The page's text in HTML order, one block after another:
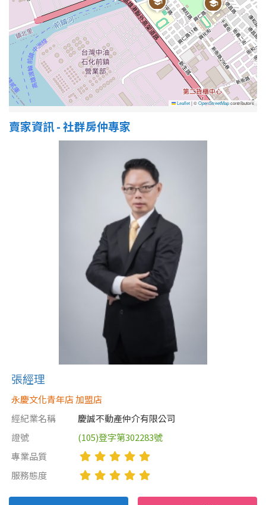
屋齡
不拘
5 年以下
5-10 年 10-20 年
20-30 年
Leaflet|©OpenStreetMapcontributors
賣家資訊 - 社群房仲專家
張經理
永慶文化青年店 加盟店
經紀業名稱
慶誠不動產仲介有限公司
證號
(105)登字第302283號
專業品質
服務態度